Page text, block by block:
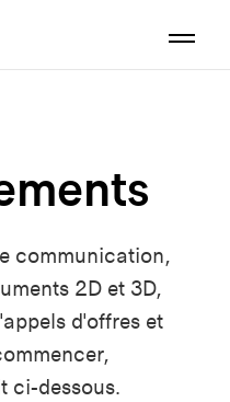
communication,
2D et 3D,
d'offres et
ci-dessous.